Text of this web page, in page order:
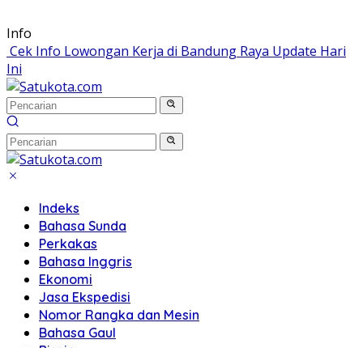
Langsung
ke
konten
Info
Cek Info Lowongan Kerja di Bandung Raya Update Hari
Ini
Indeks
Bahasa Sunda
Perkakas
Bahasa Inggris
Ekonomi
Jasa Ekspedisi
Nomor Rangka dan Mesin
Bahasa Gaul